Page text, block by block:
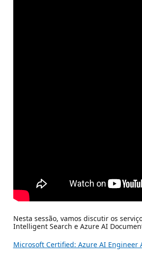
Nesta sessão, vamos discutir os
Intelligent Search e Azure AI
Microsoft Certified: Azure AI Engineer